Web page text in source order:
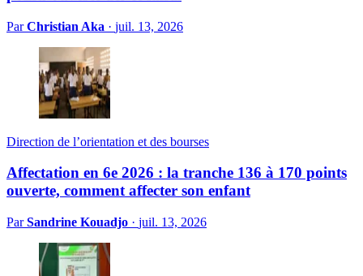
ParChristian Aka · juil. 13, 2026
Direction de l’orientation et des bourses
Affectation en 6e 2026 : la tranche 136 à 170 points
ouverte, comment affecter son enfant
ParSandrine Kouadjo · juil. 13, 2026